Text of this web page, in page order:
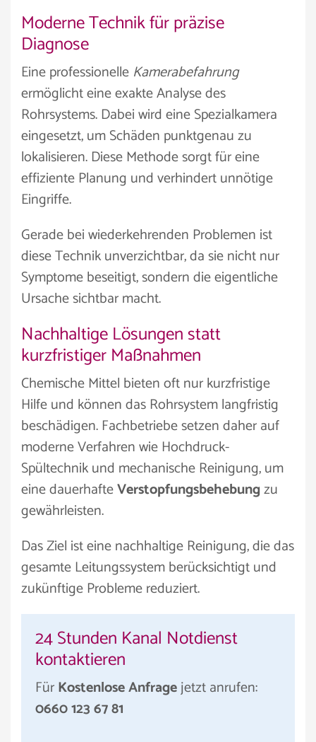
Moderne Technik für präzise
Diagnose
Eine professionelle Kamerabefahrung
ermöglicht eine exakte Analyse des
Rohrsystems. Dabei wird eine Spezialkamera
eingesetzt, um Schäden punktgenau zu
lokalisieren. Diese Methode sorgt für eine
effiziente Planung und verhindert unnötige
Eingriffe.
Gerade bei wiederkehrenden Problemen ist
diese Technik unverzichtbar, da sie nicht nur
Symptome beseitigt, sondern die eigentliche
Ursache sichtbar macht.
Nachhaltige Lösungen statt
kurzfristiger Maßnahmen
Chemische Mittel bieten oft nur kurzfristige
Hilfe und können das Rohrsystem langfristig
beschädigen. Fachbetriebe setzen daher auf
moderne Verfahren wie Hochdruck-
Spültechnik und mechanische Reinigung, um
eine dauerhafteVerstopfungsbehebungzu
gewährleisten.
Das Ziel ist eine nachhaltige Reinigung, die das
gesamte Leitungssystem berücksichtigt und
zukünftige Probleme reduziert.
24 Stunden Kanal Notdienst
kontaktieren
FürKostenlose Anfragejetzt anrufen:
0660 123 67 81